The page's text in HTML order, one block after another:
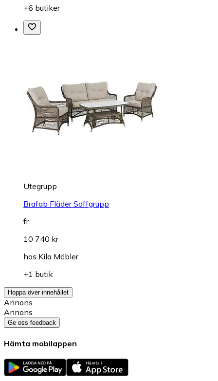
+6 butiker
Utegrupp
Brafab Fläder Soffgrupp
fr.
10 740 kr
hos Kila Möbler
+1 butik
Hoppa över innehållet
Annons
Annons
Ge oss feedback
Hämta mobilappen